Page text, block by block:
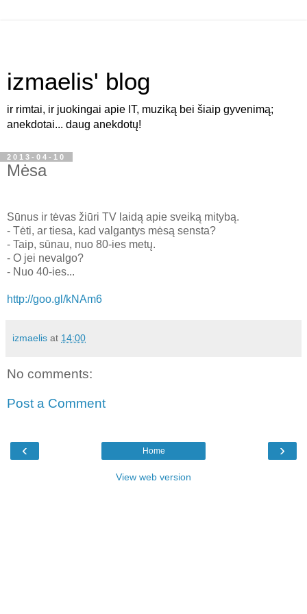
izmaelis' blog
ir rimtai, ir juokingai apie IT, muziką bei šiaip gyvenimą;
anekdotai... daug anekdotų!
2013-04-10
Mėsa
Sūnus ir tėvas žiūri TV laidą apie sveiką mitybą.
- Tėti, ar tiesa, kad valgantys mėsą sensta?
- Taip, sūnau, nuo 80-ies metų.
- O jei nevalgo?
- Nuo 40-ies...
http://goo.gl/kNAm6
izmaelis at 14:00
No comments:
Post a Comment
‹ ›
Home
View web version